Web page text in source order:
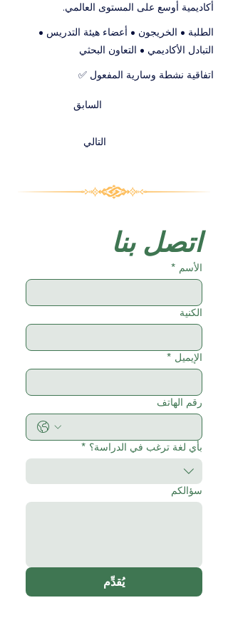
أكاديمية أوسع على المستوى العالمي.
الطلبة • الخريجون • أعضاء هيئة التدريس •
التبادل الأكاديمي • التعاون البحثي
اتفاقية نشطة وسارية المفعول ✅
السابق
التالي
اتصل بنا
الأسم *
الكنية
الإيميل *
رقم الهاتف
بأي لغة ترغب في الدراسة؟ *
سؤالكم
يُقدِّم